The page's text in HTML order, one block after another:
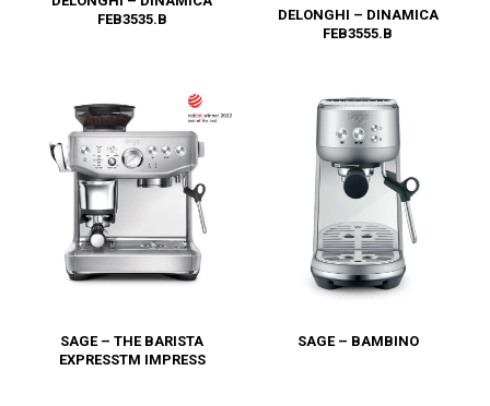
FEB3535.B
DELONGHI – DINAMICA
FEB3555.B
SAGE – THE BARISTA
EXPRESSTM IMPRESS
SAGE – BAMBINO